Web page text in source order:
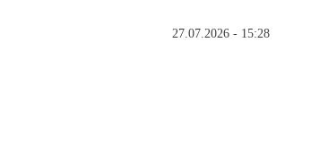
27.07.2026 - 15:28